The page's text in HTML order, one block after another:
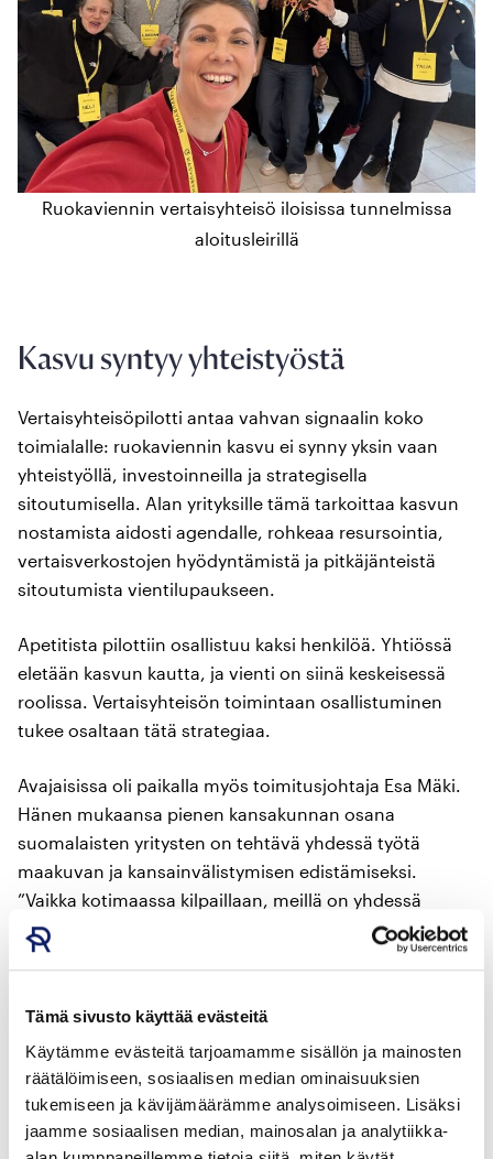
Tämä sivusto käyttää evästeitä
Käytämme evästeitä tarjoamamme sisällön ja mainosten
räätälöimiseen, sosiaalisen median ominaisuuksien
tukemiseen ja kävijämäärämme analysoimiseen. Lisäksi
jaamme sosiaalisen median, mainosalan ja analytiikka-
Ruokaviennin vertaisyhteisö iloisissa tunnelmissa
aloitusleirillä
Kasvu syntyy yhteistyöstä
Vertaisyhteisöpilotti antaa vahvan signaalin koko
toimialalle: ruokaviennin kasvu ei synny yksin vaan
yhteistyöllä, investoinneilla ja strategisella
sitoutumisella. Alan yrityksille tämä tarkoittaa kasvun
nostamista aidosti agendalle, rohkeaa resursointia,
vertaisverkostojen hyödyntämistä ja pitkäjänteistä
sitoutumista vientilupaukseen.
Apetitista pilottiin osallistuu kaksi henkilöä. Yhtiössä
eletään kasvun kautta, ja vienti on siinä keskeisessä
roolissa. Vertaisyhteisön toimintaan osallistuminen
tukee osaltaan tätä strategiaa.
Avajaisissa oli paikalla myös toimitusjohtaja Esa Mäki.
Hänen mukaansa pienen kansakunnan osana
suomalaisten yritysten on tehtävä yhdessä työtä
maakuvan ja kansainvälistymisen edistämiseksi.
”Vaikka kotimaassa kilpaillaan, meillä on yhdessä
Suomena voitettavaa”, hän uskoo.
saada uusia työkaluja, ideoita ja oppeja, kun
ponnahduslautaa. ”Avajaistilaisuudessa oli positiivinen
vire, jonka päälle on hyvä rakentaa.”
Leipomo Rostenin markkinointi- ja vientijohtaja Veera